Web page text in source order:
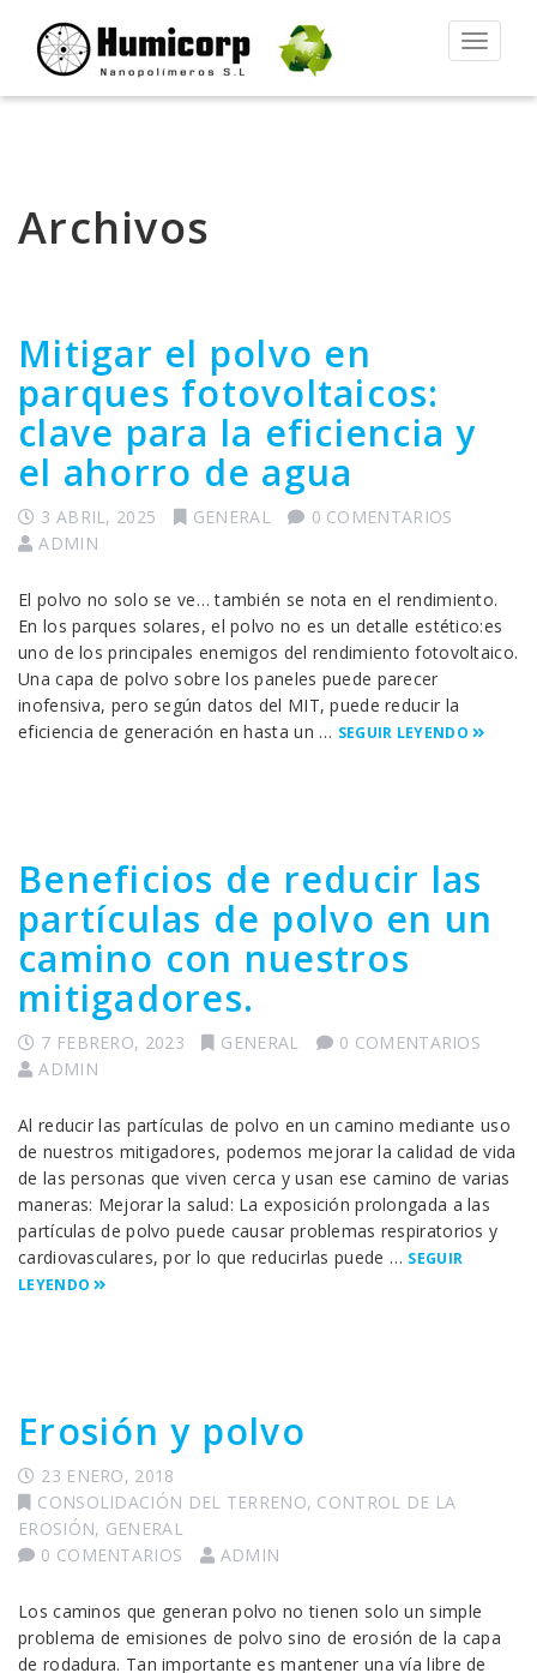
Alternar
Archivos
Mitigar el polvo en
parques fotovoltaicos:
clave para la eficiencia y
el ahorro de agua
3 ABRIL, 2025 GENERAL
0 COMENTARIOS
ADMIN
El polvo no solo se ve… también se nota en el rendimiento.
En los parques solares, el polvo no es un detalle estético:es
uno de los principales enemigos del rendimiento fotovoltaico.
Una capa de polvo sobre los paneles puede parecer
inofensiva, pero según datos del MIT, puede reducir la
eficiencia de generación en hasta un … SEGUIR LEYENDO
Beneficios de reducir las
partículas de polvo en un
camino con nuestros
mitigadores.
7 FEBRERO, 2023 GENERAL
0 COMENTARIOS
ADMIN
Al reducir las partículas de polvo en un camino mediante uso
de nuestros mitigadores, podemos mejorar la calidad de vida
de las personas que viven cerca y usan ese camino de varias
maneras: Mejorar la salud: La exposición prolongada a las
partículas de polvo puede causar problemas respiratorios y
cardiovasculares, por lo que reducirlas puede … SEGUIR
LEYENDO
Erosión y polvo
23 ENERO, 2018
CONSOLIDACIÓN DEL TERRENO, CONTROL DE LA
EROSIÓN, GENERAL
0 COMENTARIOS
ADMIN
Los caminos que generan polvo no tienen solo un simple
problema de emisiones de polvo sino de erosión de la capa
de rodadura. Tan importante es mantener una vía libre de